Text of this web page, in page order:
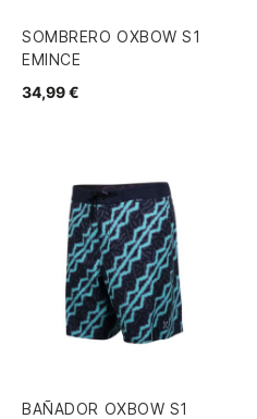
SOMBRERO OXBOW S1
EMINCE
34,99 €
BAÑADOR OXBOW S1